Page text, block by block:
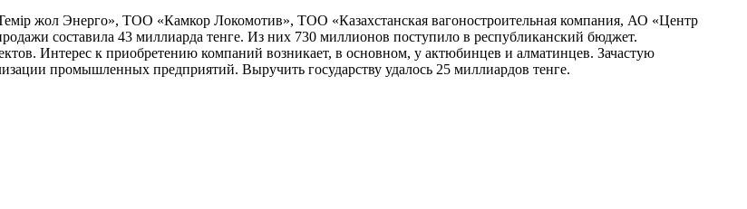
жол Энерго», ТОО «Камкор Локомотив», ТОО «Казахстанская вагоностроительная компания, АО «Центр
составила 43 миллиарда тенге. Из них 730 миллионов поступило в республиканский бюджет.
Интерес к приобретению компаний возникает, в основном, у актюбинцев и алматинцев. Зачастую
промышленных предприятий. Выручить государству удалось 25 миллиардов тенге.